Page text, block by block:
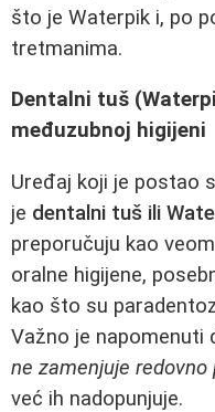
što je Waterpik i, po
tretmanima.
Dentalni tuš
međuzubnoj higijeni
Uređaj koji je postao
je dentalni tuš ili
preporučuju kao
oralne higijene,
kao što su
Važno je napomenuti
ne zamenjuje
već ih nadopunjuje.